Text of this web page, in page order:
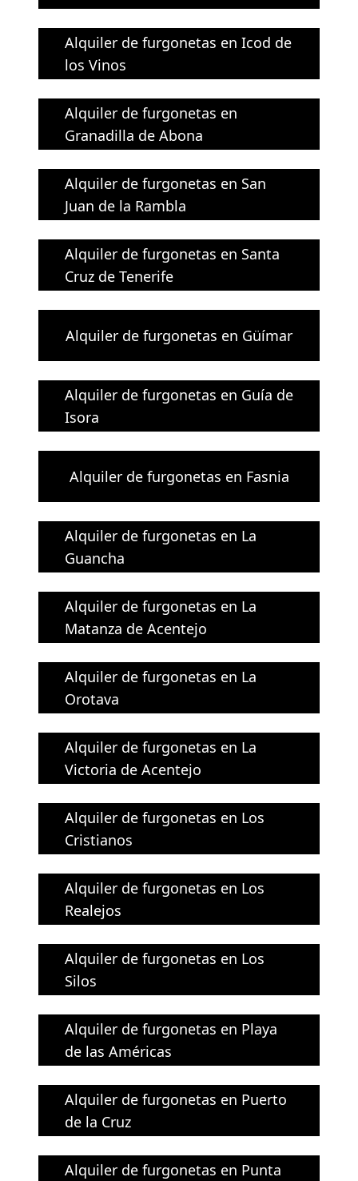
Alquiler de furgonetas en Icod de
los Vinos
Alquiler de furgonetas en
Granadilla de Abona
Alquiler de furgonetas en San
Juan de la Rambla
Alquiler de furgonetas en Santa
Cruz de Tenerife
Alquiler de furgonetas en Güímar
Alquiler de furgonetas en Guía de
Isora
Alquiler de furgonetas en Fasnia
Alquiler de furgonetas en La
Guancha
Alquiler de furgonetas en La
Matanza de Acentejo
Alquiler de furgonetas en La
Orotava
Alquiler de furgonetas en La
Victoria de Acentejo
Alquiler de furgonetas en Los
Cristianos
Alquiler de furgonetas en Los
Realejos
Alquiler de furgonetas en Los
Silos
Alquiler de furgonetas en Playa
de las Américas
Alquiler de furgonetas en Puerto
de la Cruz
Alquiler de furgonetas en Punta